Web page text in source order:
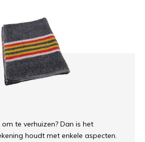
te verhuizen? Dan is het
houdt met enkele aspecten.